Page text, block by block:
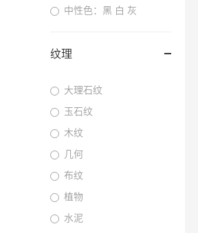
中性色：黑 白 灰
纹理
大理石纹
玉石纹
木纹
几何
布纹
植物
水泥